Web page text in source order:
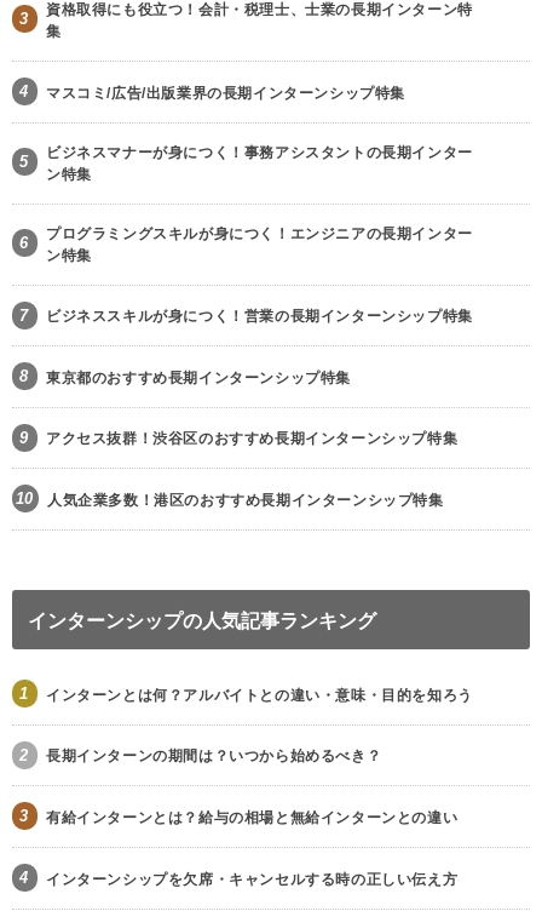
3
資格取得にも役立つ！会計・税理士、士業の長期インターン特
集
4 マスコミ/広告/出版業界の長期インターンシップ特集
5
ビジネスマナーが身につく！事務アシスタントの長期インター
ン特集
6
プログラミングスキルが身につく！エンジニアの長期インター
ン特集
7 ビジネススキルが身につく！営業の長期インターンシップ特集
8 東京都のおすすめ長期インターンシップ特集
9 アクセス抜群！渋谷区のおすすめ長期インターンシップ特集
10 人気企業多数！港区のおすすめ長期インターンシップ特集
インターンシップの人気記事ランキング
1 インターンとは何？アルバイトとの違い・意味・目的を知ろう
2 長期インターンの期間は？いつから始めるべき？
3 有給インターンとは？給与の相場と無給インターンとの違い
4 インターンシップを欠席・キャンセルする時の正しい伝え方